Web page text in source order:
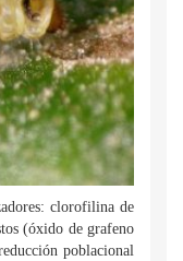
clorofilina de
(óxido de grafeno
poblacional